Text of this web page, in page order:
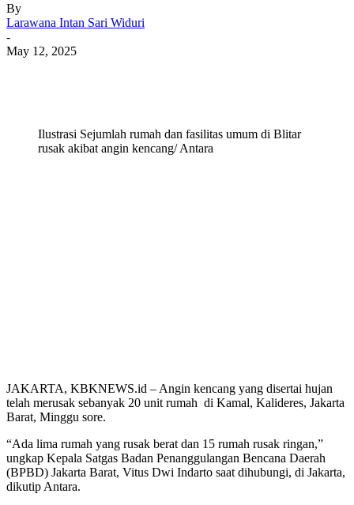
By
Larawana Intan Sari Widuri
-
May 12, 2025
Ilustrasi Sejumlah rumah dan fasilitas umum di Blitar
rusak akibat angin kencang/ Antara
JAKARTA, KBKNEWS.id – Angin kencang yang disertai hujan
telah merusak sebanyak 20 unit rumah di Kamal, Kalideres, Jakarta
Barat, Minggu sore.
“Ada lima rumah yang rusak berat dan 15 rumah rusak ringan,”
ungkap Kepala Satgas Badan Penanggulangan Bencana Daerah
(BPBD) Jakarta Barat, Vitus Dwi Indarto saat dihubungi, di Jakarta,
dikutip Antara.